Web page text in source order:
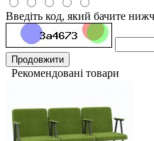
Введіть код, який бачите
Продовжити
Рекомендовані товари